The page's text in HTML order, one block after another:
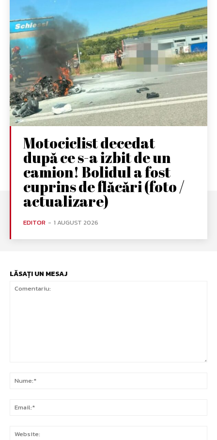
Motociclist decedat
după ce s-a izbit de un
camion! Bolidul a fost
cuprins de flăcări (foto /
actualizare)
EDITOR - 1 AUGUST 2026
LĂSAȚI UN MESAJ